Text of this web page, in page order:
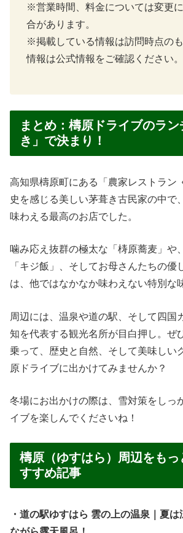
※営業時間、料金については変更
合があります。
※掲載している情報は訪問時点の
情報は公式情報をご確認ください。
まとめ：檮原ドライブのラ
き」で決まり！
高知県檮原町にある「農家レストラン
史を感じる美しい茅葺き古民家の中で
味わえる最高のお店でした。
噛み応え抜群の極太な「梼原蕎麦」や
「キジ飯」、そしてお母さんたちの優
は、他ではなかなか味わえない特別な
周辺には、温泉や道の駅、そして四国
知を代表する観光名所が目白押し。ぜ
乗って、歴史と自然、そして美味しい
原ドライブに出かけてみませんか？
冬場にお出かけの際は、雪対策をしっ
イブを楽しんでくださいね！
檮原（ゆすはら）周辺をも
すすめ記事
・道の駅ゆすはら 雲の上の温泉｜夏